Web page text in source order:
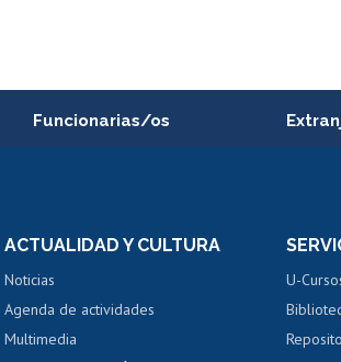
Funcionarias/os
Portal de movilidad interna
Certificado de renta
Certificado de renta
Cursos
ACTUALIDAD Y CULTURA
Noticias
Agenda de actividades
Multimedia
U-